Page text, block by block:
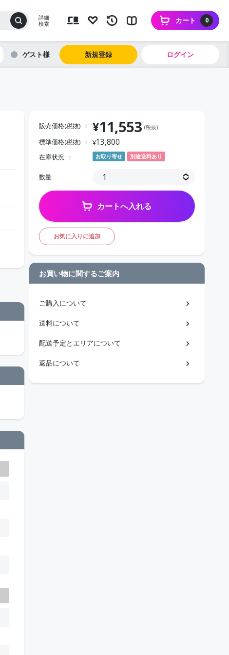
詳細
検索
0
カート
ゲスト 新規登録 ログイン
販売価格(税抜) ¥11,553 (税抜)
標準価格(税抜) ¥13,800
在庫状況 お取り寄せ 別途送料あり
数量
カートへ入れる
お気に入りに追加
お買い物に関するご案内
ご購入について
送料について
配送予定とエリアについて
返品について